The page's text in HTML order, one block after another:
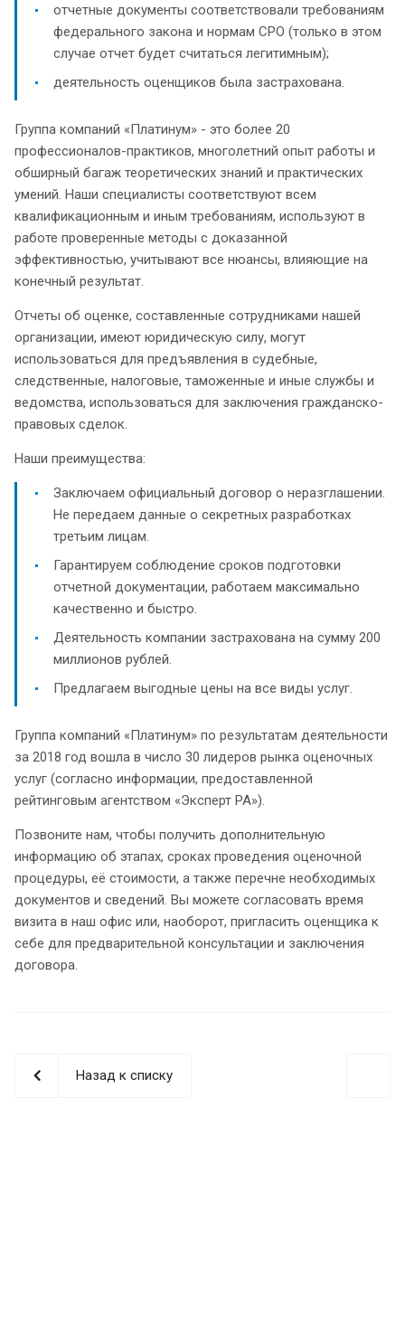
отчетные документы соответствовали требованиям
федерального закона и нормам СРО (только в этом
случае отчет будет считаться легитимным);
деятельность оценщиков была застрахована.
Группа компаний «Платинум» - это более 20
профессионалов-практиков, многолетний опыт работы и
обширный багаж теоретических знаний и практических
умений. Наши специалисты соответствуют всем
квалификационным и иным требованиям, используют в
работе проверенные методы с доказанной
эффективностью, учитывают все нюансы, влияющие на
конечный результат.
Отчеты об оценке, составленные сотрудниками нашей
организации, имеют юридическую силу, могут
использоваться для предъявления в судебные,
следственные, налоговые, таможенные и иные службы и
ведомства, использоваться для заключения гражданско-
правовых сделок.
Наши преимущества:
Заключаем официальный договор о неразглашении.
Не передаем данные о секретных разработках
третьим лицам.
Гарантируем соблюдение сроков подготовки
отчетной документации, работаем максимально
качественно и быстро.
Деятельность компании застрахована на сумму 200
миллионов рублей.
Предлагаем выгодные цены на все виды услуг.
Группа компаний «Платинум» по результатам деятельности
за 2018 год вошла в число 30 лидеров рынка оценочных
услуг (согласно информации, предоставленной
рейтинговым агентством «Эксперт РА»).
Позвоните нам, чтобы получить дополнительную
информацию об этапах, сроках проведения оценочной
процедуры, её стоимости, а также перечне необходимых
документов и сведений. Вы можете согласовать время
визита в наш офис или, наоборот, пригласить оценщика к
себе для предварительной консультации и заключения
договора.
Назад к списку